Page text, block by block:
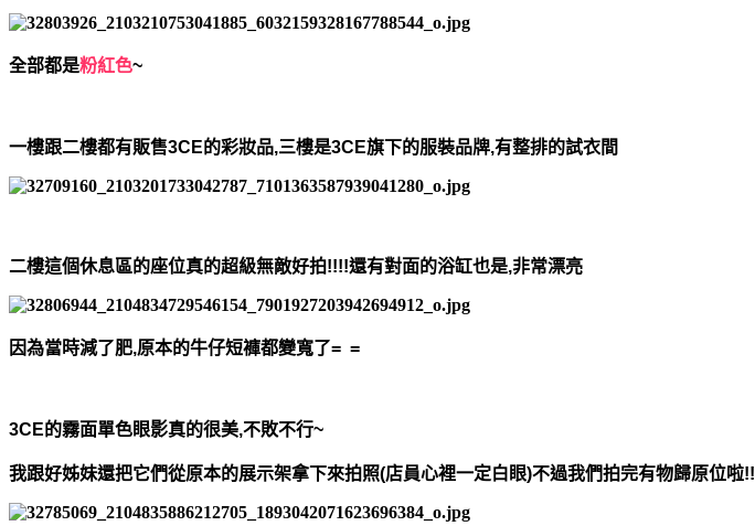
全部都是粉紅色~
一樓跟二樓都有販售3CE的彩妝品,三樓是3CE旗下的服裝品牌,有整排的試衣間
二樓這個休息區的座位真的超級無敵好拍!!!!還有對面的浴缸也是,非常漂亮
因為當時減了肥,原本的牛仔短褲都變寬了= =
3CE的霧面單色眼影真的很美,不敗不行~
我跟好姊妹還把它們從原本的展示架拿下來拍照(店員心裡一定白眼)不過我們拍完有物歸原位啦!!